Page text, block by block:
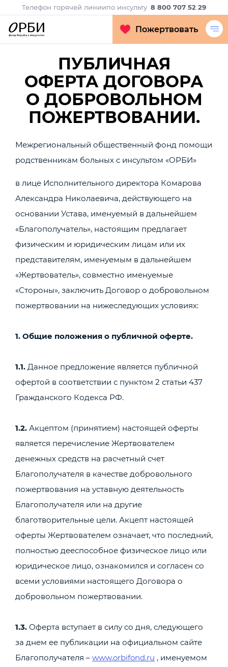
Телефон горячей линиипо инсульту 8 800 707 52 29
Пожертвовать
ПУБЛИЧНАЯ
ОФЕРТА ДОГОВОРА
О ДОБРОВОЛЬНОМ
ПОЖЕРТВОВАНИИ.
Межрегиональный общественный фонд помощи
родственникам больных с инсультом «ОРБИ»
в лице Исполнительного директора Комарова
Александра Николаевича, действующего на
основании Устава, именуемый в дальнейшем
«Благополучатель», настоящим предлагает
физическим и юридическим лицам или их
представителям, именуемым в дальнейшем
«Жертвователь», совместно именуемые
«Стороны», заключить Договор о добровольном
пожертвовании на нижеследующих условиях:
1. Общие положения о публичной оферте.
1.1. Данное предложение является публичной
офертой в соответствии с пунктом 2 статьи 437
Гражданского Кодекса РФ.
1.2. Акцептом (принятием) настоящей оферты
является перечисление Жертвователем
денежных средств на расчетный счет
Благополучателя в качестве добровольного
пожертвования на уставную деятельность
Благополучателя или на другие
благотворительные цели. Акцепт настоящей
оферты Жертвователем означает, что последний,
полностью дееспособное физическое лицо или
юридическое лицо, ознакомился и согласен со
всеми условиями настоящего Договора о
добровольном пожертвовании.
1.3. Оферта вступает в силу со дня, следующего
за днем ее публикации на официальном сайте
Благополучателя – www.orbifond.ru , именуемом